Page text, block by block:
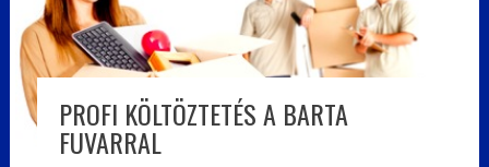
PROFI KÖLTÖZTETÉS A BARTA
FUVARRAL